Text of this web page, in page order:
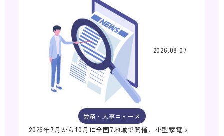
2026.08.07
労務・人事ニュース
2026年7月から10月に全国7地域で開催、小型家電リ